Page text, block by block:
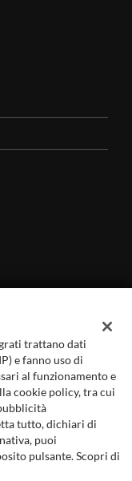
trattano dati
e fanno uso di
al funzionamento e
cookie policy, tra cui
tutto, dichiari di
puoi
pulsante. Scopri di